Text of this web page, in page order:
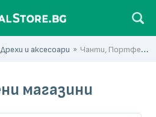
Дрехи и аксесоари Чанти, Портфейли, Колани
магазини